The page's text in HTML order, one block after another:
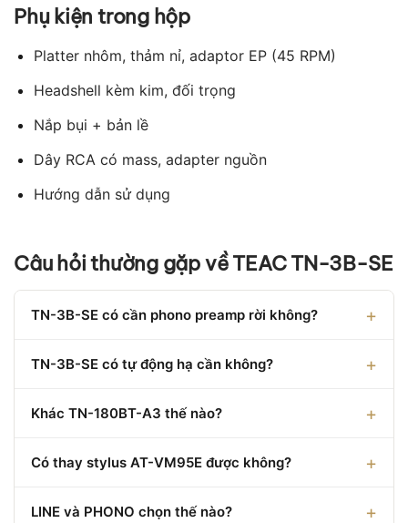
Phụ kiện trong hộp
Platter nhôm, thảm nỉ, adaptor EP (45 RPM)
Headshell kèm kim, đối trọng
Nắp bụi + bản lề
Dây RCA có mass, adapter nguồn
Hướng dẫn sử dụng
Câu hỏi thường gặp về TEAC TN-3B-SE
TN-3B-SE có cần phono preamp rời không?
TN-3B-SE có tự động hạ cần không?
Khác TN-180BT-A3 thế nào?
Có thay stylus AT-VM95E được không?
LINE và PHONO chọn thế nào?